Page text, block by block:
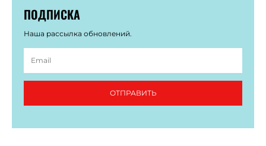
ПОДПИСКА
Наша рассылка обновлений.
ОТПРАВИТЬ